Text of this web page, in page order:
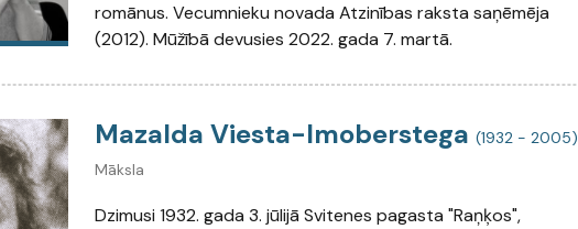
romānus. Vecumnieku novada Atzinības raksta saņēmēja
(2012). Mūžībā devusies 2022. gada 7. martā.
Mazalda Viesta-Imoberstega (1932 - 2005)
Māksla
Dzimusi 1932. gada 3. jūlijā Svitenes pagasta "Raņķos",